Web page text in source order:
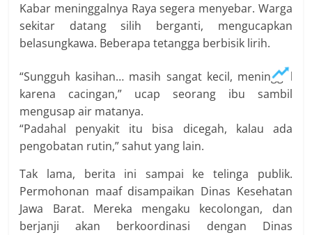
Kabar meninggalnya Raya segera menyebar. Warga
sekitar datang silih berganti, mengucapkan
belasungkawa. Beberapa tetangga berbisik lirih.
“Sungguh kasihan… masih sangat kecil, meninggal
karena cacingan,” ucap seorang ibu sambil
mengusap air matanya.
“Padahal penyakit itu bisa dicegah, kalau ada
pengobatan rutin,” sahut yang lain.
Tak lama, berita ini sampai ke telinga publik.
Permohonan maaf disampaikan Dinas Kesehatan
Jawa Barat. Mereka mengaku kecolongan, dan
berjanji akan berkoordinasi dengan Dinas